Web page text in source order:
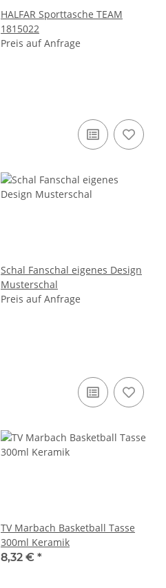
HALFAR Sporttasche TEAM
1815022
Preis auf Anfrage
Schal Fanschal eigenes Design
Musterschal
Preis auf Anfrage
TV Marbach Basketball Tasse
300ml Keramik
8,32 € *